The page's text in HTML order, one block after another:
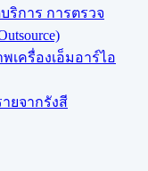
ริการ การตรวจ
ครื่องเอ็มอาร์ไอ
ยจากรังสี